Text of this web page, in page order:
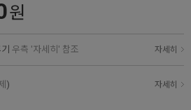
원
우측 '자세히' 참조 자세히
) 자세히